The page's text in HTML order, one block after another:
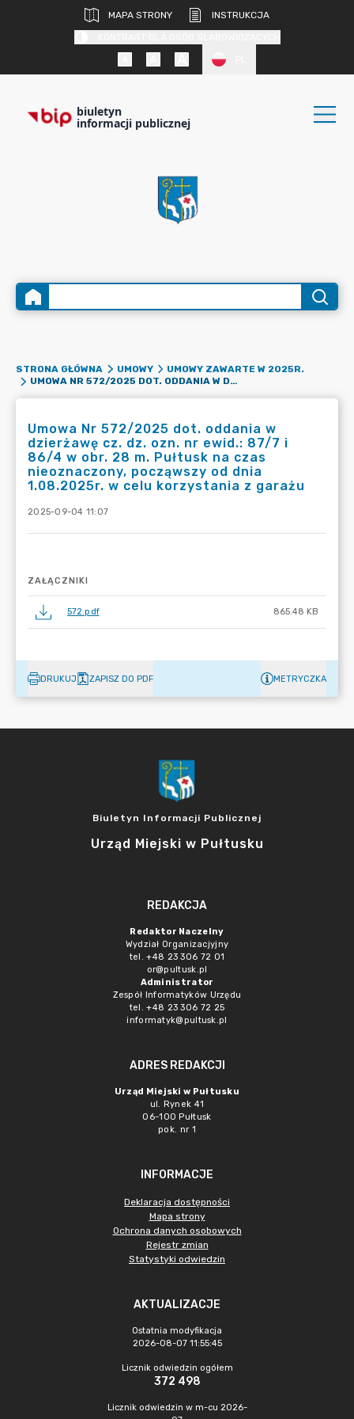
MAPA STRONY
INSTRUKCJA
biuletyn
informacji publicznej
STRONA GŁÓWNA UMOWY
UMOWY ZAWARTE W 2025R.
UMOWA NR 572/2025 DOT. ODDANIA W DZIERŻAWĘ CZ. DZ. OZN. NR EWID.: 87/7 I 86/4 W OBR. 28 M. PUŁTUSK NA CZAS NIEOZNACZONY, POCZĄWSZY OD DNIA 1.08.2025R. W CELU KORZYSTANIA Z GARAŻU
Umowa Nr 572/2025 dot. oddania w
dzierżawę cz. dz. ozn. nr ewid.: 87/7 i
86/4 w obr. 28 m. Pułtusk na czas
nieoznaczony, począwszy od dnia
1.08.2025r. w celu korzystania z garażu
2025-09-04 11:07
ZAŁĄCZNIKI
572.pdf 865.48 KB
DRUKUJ ZAPISZ DO PDF METRYCZKA
Biuletyn Informacji Publicznej
Urząd Miejski w Pułtusku
REDAKCJA
Redaktor Naczelny
Wydział Organizacjyjny
tel. +48 23 306 72 01
or@pultusk.pl
Administrator
Zespół Informatyków Urzędu
tel. +48 23 306 72 25
informatyk@pultusk.pl
ADRES REDAKCJI
Urząd Miejski w Pułtusku
ul. Rynek 41
06-100 Pułtusk
pok. nr 1
INFORMACJE
Deklaracja dostępności
Mapa strony
Ochrona danych osobowych
Rejestr zmian
Statystyki odwiedzin
AKTUALIZACJE
Ostatnia modyfikacja
2026-08-07 11:55:45
Licznik odwiedzin ogółem
372 498
Licznik odwiedzin w m-cu 2026-